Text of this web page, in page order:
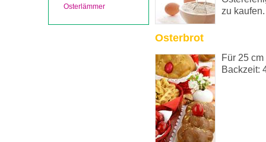
Osterlämmer
zu kaufen.
Osterbrot
Für 25
Backzeit: